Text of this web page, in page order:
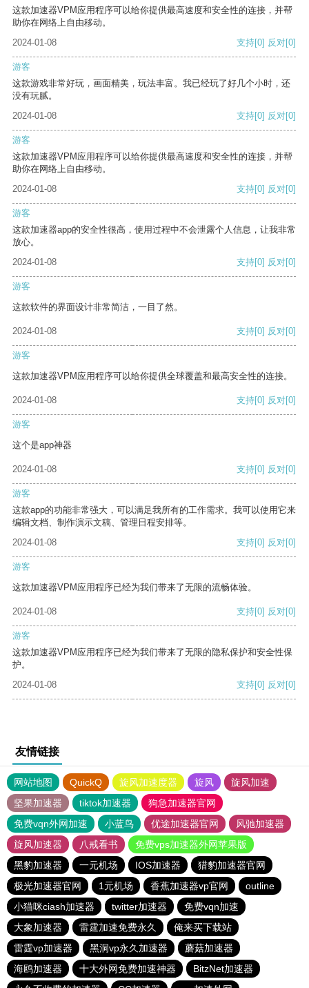
这款加速器VPM应用程序可以给你提供最高速度和安全性的连接，并帮
助你在网络上自由移动。
2024-01-08
支持[0] 反对[0]
游客
这款游戏非常好玩，画面精美，玩法丰富。我已经玩了好几个小时，还
没有玩腻。
2024-01-08
支持[0] 反对[0]
游客
这款加速器VPM应用程序可以给你提供最高速度和安全性的连接，并帮
助你在网络上自由移动。
2024-01-08
支持[0] 反对[0]
游客
这款加速器app的安全性很高，使用过程中不会泄露个人信息，让我非常
放心。
2024-01-08
支持[0] 反对[0]
游客
这款软件的界面设计非常简洁，一目了然。
2024-01-08 支持[0] 反对[0]
游客
这款加速器VPM应用程序可以给你提供全球覆盖和最高安全性的连接。
2024-01-08 支持[0] 反对[0]
游客
这个是app神器
2024-01-08 支持[0] 反对[0]
游客
这款app的功能非常强大，可以满足我所有的工作需求。我可以使用它来
编辑文档、制作演示文稿、管理日程安排等。
2024-01-08
支持[0] 反对[0]
游客
这款加速器VPM应用程序已经为我们带来了无限的流畅体验。
2024-01-08 支持[0] 反对[0]
游客
这款加速器VPM应用程序已经为我们带来了无限的隐私保护和安全性保
护。
2024-01-08
支持[0] 反对[0]
友情链接
网站地图 QuickQ 旋风加速度器 旋风
旋风加速
坚果加速器
tiktok加速器
狗急加速器官网
免费vqn外网加速
小蓝鸟 优途加速器官网
风驰加速器
旋风加速器
八戒看书
免费vps加速器外网苹果版
黑豹加速器
一元机场 IOS加速器
猎豹加速器官网
极光加速器官网
1元机场 香蕉加速器vp官网
outline
小猫咪ciash加速器
twitter加速器
免费vqn加速
大象加速器
雷霆加速免费永久
俺来买下载站
雷霆vp加速器
黑洞vp永久加速器
蘑菇加速器
海鸥加速器
十大外网免费加速神器
BitzNet加速器